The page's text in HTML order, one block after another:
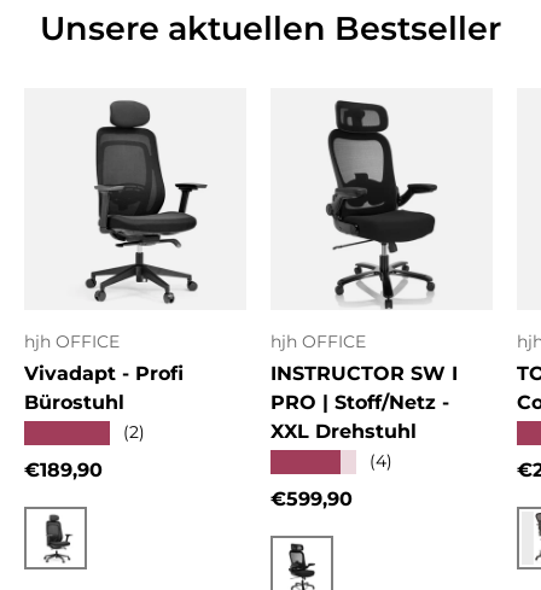
Unsere aktuellen Bestseller
hjh OFFICE
Vivadapt - Profi
Bürostuhl
(2)
Normaler Preis
€189,90
Schwarz
hjh OFFICE
INSTRUCTOR SW I
PRO | Stoff/Netz -
XXL Drehstuhl
(4)
Normaler Preis
€599,90